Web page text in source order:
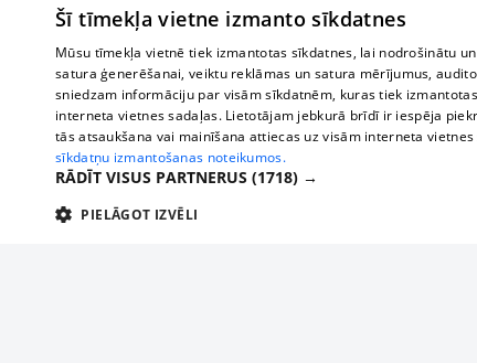
Šī tīmekļa vietne izmanto sīkdatnes
Mūsu tīmekļa vietnē tiek izmantotas sīkdatnes, lai nodrošinātu
satura ģenerēšanai, veiktu reklāmas un satura mērījumus,
sniedzam informāciju par visām sīkdatnēm, kuras tiek
interneta vietnes sadaļas. Lietotājam jebkurā brīdī ir iespēja
tās atsaukšana vai mainīšana attiecas uz visām interneta
sīkdatņu izmantošanas noteikumos.
RĀDĪT VISUS PARTNERUS (1718) →
PIELĀGOT IZVĒLI